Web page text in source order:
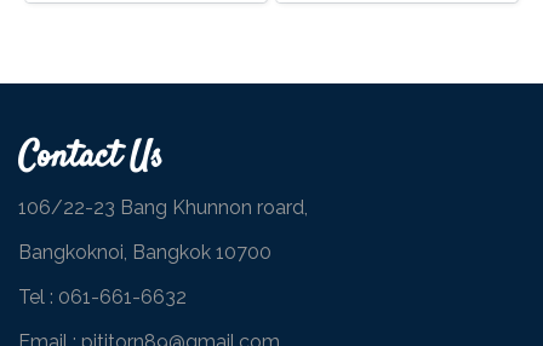
Contact Us
106/22-23 Bang Khunnon roard,
Bangkoknoi, Bangkok 10700
Tel : 061-661-6632
Email : pititorn89@gmail.com